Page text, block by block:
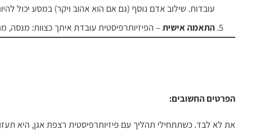
עובדות. שילוב אדם נוסף (גם אם הוא אהוב ויקר) במסע יכול
התאמה אישית – הפיזיותרפיסטית עובדת איתך כצוות:
הפרטים החשובים:
את לא לבד. כשתתחילי תהליך עם פיזיותרפיסטית רצפת אגן, היא